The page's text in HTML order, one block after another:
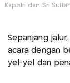
Kapolri dan Sri
Sepanjang
acara dengan
yel-yel dan